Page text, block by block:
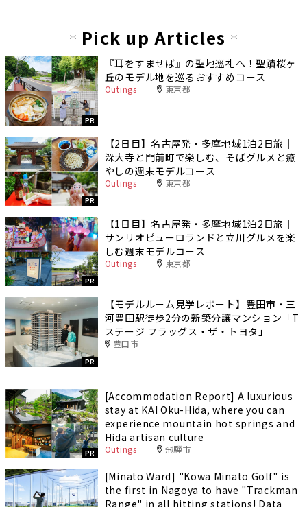
Pick up Articles
PR
『耳をすませば』の聖地巡礼へ！聖蹟桜ヶ
丘のモデル地を巡るおすすめコース
Outings 東京都
PR
【2日目】名古屋発・多摩地域1泊2日旅｜
深大寺と門前町で楽しむ、そばグルメと癒
やしの週末モデルコース
Outings 東京都
PR
【1日目】名古屋発・多摩地域1泊2日旅｜
サンリオピューロランドと立川グルメを楽
しむ週末モデルコース
Outings 東京都
PR
【モデルルーム見学レポート】豊田市・三
河豊田駅徒歩2分の新築分譲マンション「T
ステージ フラッグス・ザ・トヨタ」
豊田市
PR
[Accommodation Report] A luxurious
stay at KAI Oku-Hida, where you can
experience mountain hot springs and
Hida artisan culture
Outings 飛騨市
[Minato Ward] "Kowa Minato Golf" is
the first in Nagoya to have "Trackman
Range" in all hitting stations! Data